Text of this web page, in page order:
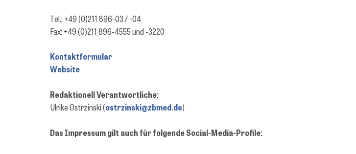
Tel.: +49 (0)211 896-03 / -04
Fax: +49 (0)211 896-4555 und -3220
Kontaktformular
Website
Redaktionell Verantwortliche:
Ulrike Ostrzinski (ostrzinski@zbmed.de)
Das Impressum gilt auch für folgende Social-Media-Profile: